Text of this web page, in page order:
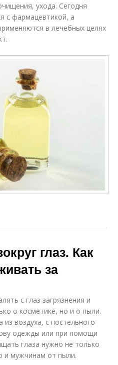
ухода. Сегодня
с фармацевтикой, а
в лечебных целях
глаз. Как
за
с глаз загрязнения и
о косметике, но и о пыли.
воздуха, с постельного
одежды или при помощи
глаза нужно не только
и мужчинам от пыли.